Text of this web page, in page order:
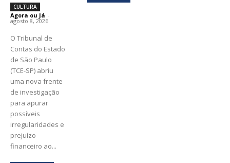
CULTURA
Agora ou Já -
agosto 8, 2026
O Tribunal de
Contas do Estado
de São Paulo
(TCE-SP) abriu
uma nova frente
de investigação
para apurar
possíveis
irregularidades e
prejuízo
financeiro ao...